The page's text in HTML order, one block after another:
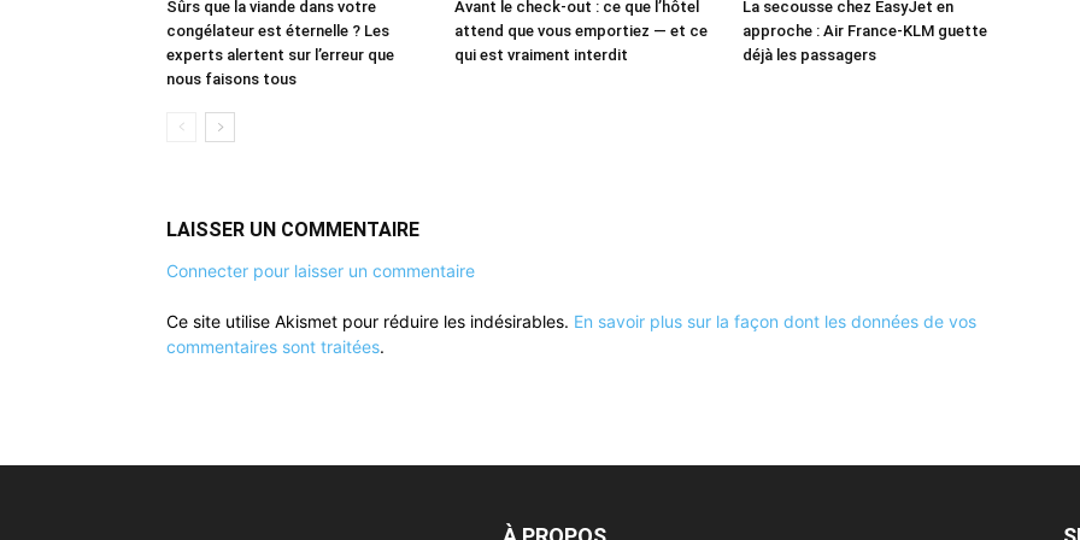
Sûrs que la viande dans votre
congélateur est éternelle ? Les
experts alertent sur l’erreur que
nous faisons tous
Avant le check-out : ce que l’hôtel
attend que vous emportiez — et ce
qui est vraiment interdit
La secousse chez EasyJet en
approche : Air France-KLM guette
déjà les passagers
LAISSER UN COMMENTAIRE
Connecter pour laisser un commentaire
Ce site utilise Akismet pour réduire les indésirables. En savoir plus sur la façon dont les données de vos
commentaires sont traitées.